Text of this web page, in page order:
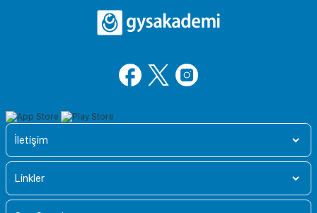
İletişim
Linkler